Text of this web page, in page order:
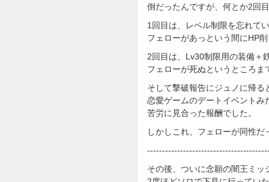
倒だったんですが、何とか2回
1回目は、レベル制限を忘れて
フェローがあっという間にHP
2回目は、Lv30制限用の装備＋
フェローが死ぬというところ
そして撃破報告にジュノに帰る
恋愛ゲームのデートイベントみ
苦労に見合った報酬でした。
しかしこれ、フェローが同性だ
その後、ついに念願の闇王ミッ